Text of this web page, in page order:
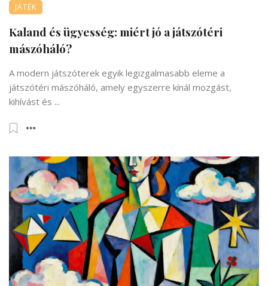
JÁTÉK
Kaland és ügyesség: miért jó a játszótéri
mászóháló?
A modern játszóterek egyik legizgalmasabb eleme a
játszótéri mászóháló, amely egyszerre kínál mozgást,
kihívást és ...